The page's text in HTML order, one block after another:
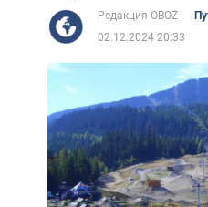
Редакция OBOZ
02.12.2024 20:33